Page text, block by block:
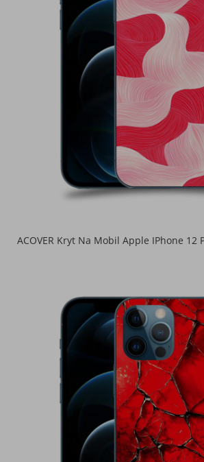
ACOVER Kryt Na Mobil Apple IPhone 12